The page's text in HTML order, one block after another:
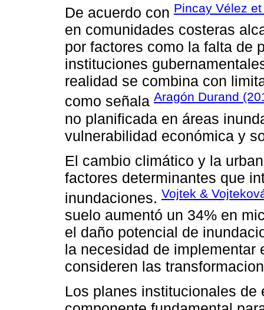
De acuerdo con Pincay Vélez
en comunidades costeras
por factores como la falta de
instituciones
realidad se combina con
como señala Aragón Durand
no planificada en áreas
vulnerabilidad económica y
El cambio climático y la
factores determinantes que
inundaciones. Vojtek &
suelo aumentó un 34% en
el daño potencial de
la necesidad de implementar
consideren las
Los planes institucionales